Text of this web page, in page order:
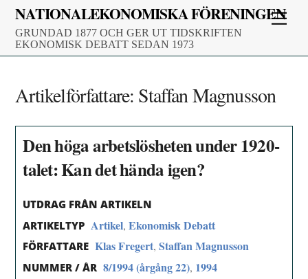
Skip
content
NATIONALEKONOMISKA FÖRENINGEN
GRUNDAD 1877 OCH GER UT TIDSKRIFTEN
EKONOMISK DEBATT SEDAN 1973
Artikelförfattare: Staffan Magnusson
Den höga arbetslösheten under 1920-
talet: Kan det hända igen?
UTDRAG FRÅN ARTIKELN
ARTIKELTYP Artikel,Ekonomisk Debatt
FÖRFATTARE Klas Fregert,Staffan Magnusson
NUMMER / ÅR 8/1994 (årgång 22), 1994